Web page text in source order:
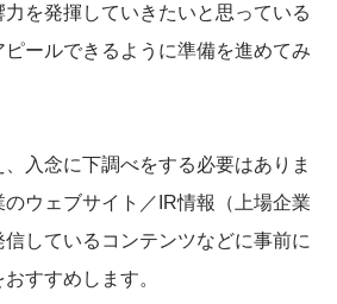
を発揮していきたいと思っている
ールできるように準備を進めてみ
入念に下調べをする必要はありま
ウェブサイト／IR情報（上場企業
しているコンテンツなどに事前に
すすめします。